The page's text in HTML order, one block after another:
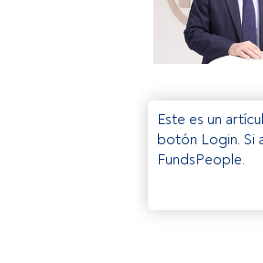
Este es un
botón Login. Si
FundsPeople.